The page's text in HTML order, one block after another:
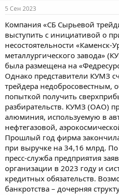
е
м
ы
л
5 Сен 2023
Компания «СБ Сырьевой
выступить с инициативой о
несостоятельности «Каменск-
металлургического завода»
была размещена на
Однако представители КУМЗ
трейдера недобросовестным,
попыткой получить
разбирательств. КУМЗ (ОАО)
алюминия, используемую в
нефтегазовой,
Прошлый год фирма
при выручке на 34,16 млрд.
пресс-служба предприятия
организации в 2023 году и
кредитных обязательств.
банкротства – дочерняя